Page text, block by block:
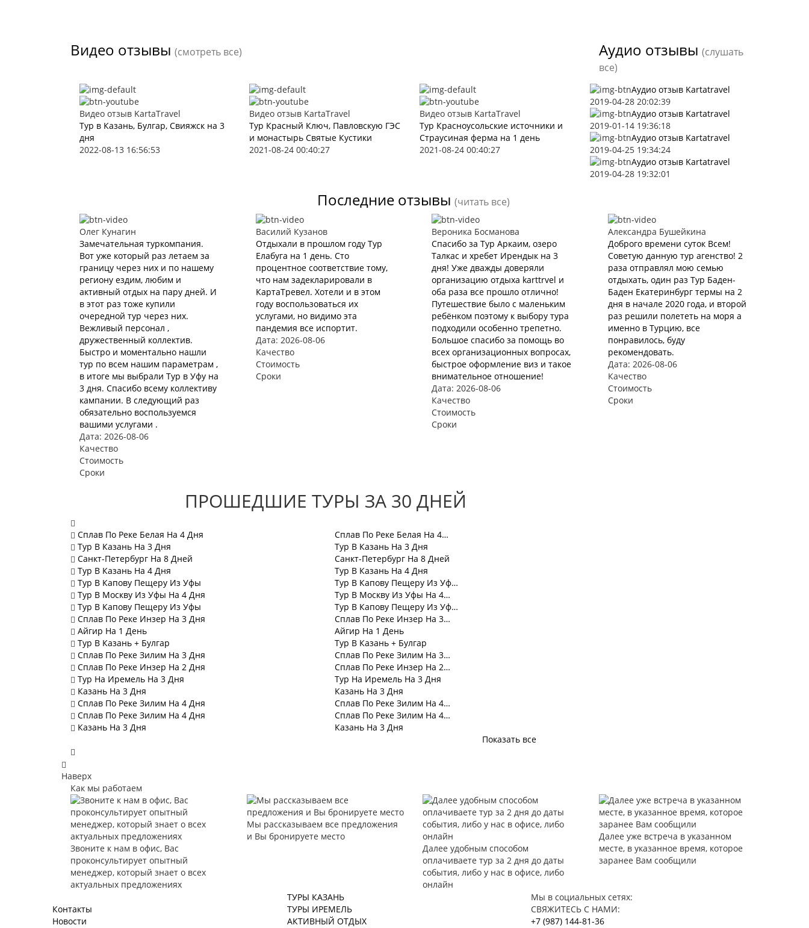
Видео отзывы (смотреть все) Аудио отзывы (слушать
все)
Видео отзыв KartaTravel
Тур в Казань, Булгар, Свияжск на 3
дня
2022-08-13 16:56:53
Видео отзыв KartaTravel
Тур Красный Ключ, Павловскую ГЭС
и монастырь Святые Кустики
2021-08-24 00:40:27
Видео отзыв KartaTravel
Тур Красноусольские источники и
Страусиная ферма на 1 день
2021-08-24 00:40:27
Аудио отзыв Kartatravel
2019-04-28 20:02:39
Аудио отзыв Kartatravel
2019-01-14 19:36:18
Аудио отзыв Kartatravel
2019-04-25 19:34:24
Аудио отзыв Kartatravel
2019-04-28 19:32:01
Последние отзывы (читать все)
Олег Кунагин
Замечательная туркомпания.
Вот уже который раз летаем за
границу через них и по нашему
региону ездим, любим и
активный отдых на пару дней. И
в этот раз тоже купили
очередной тур через них.
Вежливый персонал ,
дружественный коллектив.
Быстро и моментально нашли
тур по всем нашим параметрам ,
в итоге мы выбрали Тур в Уфу на
3 дня. Спасибо всему коллективу
кампании. В следующий раз
обязательно воспользуемся
вашими услугами .
Дата: 2026-08-06
Качество
Стоимость
Сроки
Василий Кузанов
Отдыхали в прошлом году Тур
Елабуга на 1 день. Сто
процентное соответствие тому,
что нам задекларировали в
КартаТревел. Хотели и в этом
году воспользоваться их
услугами, но видимо эта
пандемия все испортит.
Дата: 2026-08-06
Качество
Стоимость
Сроки
Вероника Босманова
Спасибо за Тур Аркаим, озеро
Талкас и хребет Ирендык на 3
дня! Уже дважды доверяли
организацию отдыха karttrvel и
оба раза все прошло отлично!
Путешествие было с маленьким
ребёнком поэтому к выбору тура
подходили особенно трепетно.
Большое спасибо за помощь во
всех организационных вопросах,
быстрое оформление виз и такое
внимательное отношение!
Дата: 2026-08-06
Качество
Стоимость
Сроки
Александра Бушейкина
Доброго времени суток Всем!
Советую данную тур агенство! 2
раза отправлял мою семью
отдыхать, один раз Тур Баден-
Баден Екатеринбург термы на 2
дня в начале 2020 года, и второй
раз решили полететь на моря а
именно в Турцию, все
понравилось, буду
рекомендовать.
Дата: 2026-08-06
Качество
Стоимость
Сроки
ПРОШЕДШИЕ ТУРЫ ЗА 30 ДНЕЙ
Сплав По Реке Белая На 4 Дня
Сплав По Реке Белая На 4…
Тур В Казань На 3 Дня
Тур В Казань На 3 Дня
Санкт-Петербург На 8 Дней
Санкт-Петербург На 8 Дней
Тур В Казань На 4 Дня
Тур В Казань На 4 Дня
Тур В Капову Пещеру Из Уфы
Тур В Капову Пещеру Из Уф…
Тур В Москву Из Уфы На 4 Дня
Тур В Москву Из Уфы На 4…
Тур В Капову Пещеру Из Уфы
Тур В Капову Пещеру Из Уф…
Сплав По Реке Инзер На 3 Дня
Сплав По Реке Инзер На 3…
Айгир На 1 День
Айгир На 1 День
Тур В Казань + Булгар
Тур В Казань + Булгар
Сплав По Реке Зилим На 3 Дня
Сплав По Реке Зилим На 3…
Сплав По Реке Инзер На 2 Дня
Сплав По Реке Инзер На 2…
Тур На Иремель На 3 Дня
Тур На Иремель На 3 Дня
Казань На 3 Дня
Казань На 3 Дня
Сплав По Реке Зилим На 4 Дня
Сплав По Реке Зилим На 4…
Сплав По Реке Зилим На 4 Дня
Сплав По Реке Зилим На 4…
Казань На 3 Дня
Казань На 3 Дня
Показать все
Наверх
Как мы работаем
Звоните к нам в офис, Вас
проконсультирует опытный
менеджер, который знает о всех
актуальных предложениях
Мы рассказываем все предложения
и Вы бронируете место
Далее удобным способом
оплачиваете тур за 2 дня до даты
события, либо у нас в офисе, либо
онлайн
Далее уже встреча в указанном
месте, в указанное время, которое
заранее Вам сообщили
Контакты
Новости
ТУРЫ КАЗАНЬ
ТУРЫ ИРЕМЕЛЬ
АКТИВНЫЙ ОТДЫХ
Мы в социальных сетях:
СВЯЖИТЕСЬ С НАМИ:
+7 (987) 144-81-36